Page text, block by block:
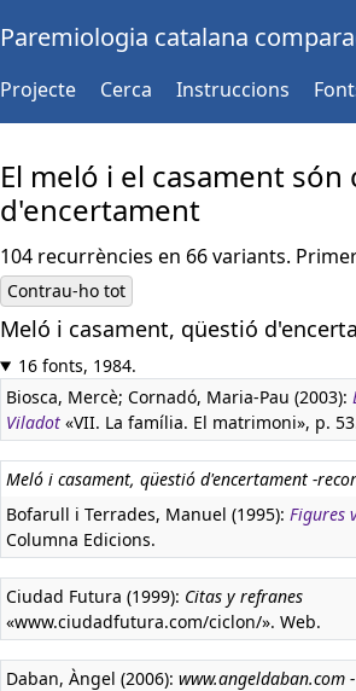
Paremiologia catalana
Projecte Cerca Instruccions
El meló i el casament són
d'encertament
104 recurrències en 66 variants.
Contrau-ho tot
Meló i casament, qüestió
16 fonts, 1984.
Biosca, Mercè; Cornadó, Maria-Pau (2003):
Viladot «VII. La família. El matrimoni», p.
Meló i casament, qüestió d'encertament -
Bofarull i Terrades, Manuel (1995): Figures
Columna Edicions.
Ciudad Futura (1999): Citas y refranes
«www.ciudadfutura.com/ciclon/». Web.
Daban, Àngel (2006): www.angeldaban.com